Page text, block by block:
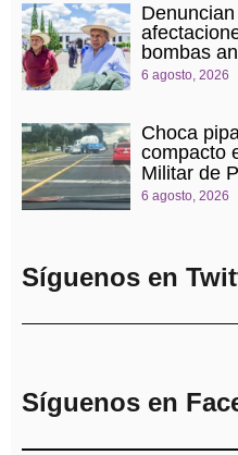
bombas
6 agosto, 2026
Choca
compacto
Militar de
6 agosto, 2026
Síguenos en
Síguenos en